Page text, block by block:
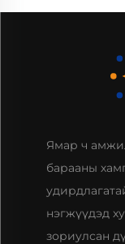
Ямар ч
барааны
нэгжүүдэд
зориулсан